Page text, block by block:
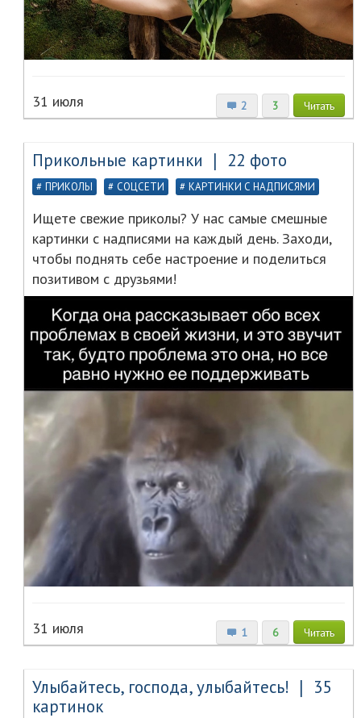
2 3 Читать
31 июля
Прикольные картинки ❘ 22 фото
ПРИКОЛЫ СОЦСЕТИ КАРТИНКИ С НАДПИСЯМИ
Ищете свежие приколы? У нас самые смешные
картинки с надписями на каждый день. Заходи,
чтобы поднять себе настроение и поделиться
позитивом с друзьями!
1 6 Читать
31 июля
Улыбайтесь, господа, улыбайтесь! ❘ 35
картинок